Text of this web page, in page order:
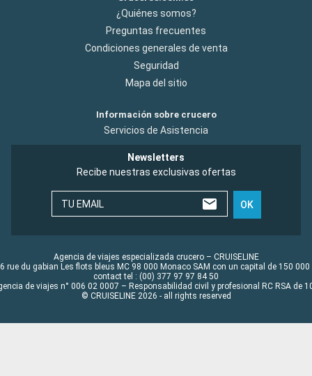
¿Quiénes somos?
Preguntas frecuentes
Condiciones generales de venta
Seguridad
Mapa del sitio
Información sobre crucero
Servicios de Asistencia
Newsletters
Recibe nuestras exclusivas ofertas
TU EMAIL OK
Agencia de viajes especializada crucero – CRUISELINE
rue du gabian Les flots bleus MC 98 000 Monaco SAM con un capital de 150 000
contact tel : (00) 377 97 97 84 50
de viajes n° 006 02 0007 – Responsabilidad civil y profesional RC RSA de
© CRUISELINE 2026 - all rights reserved